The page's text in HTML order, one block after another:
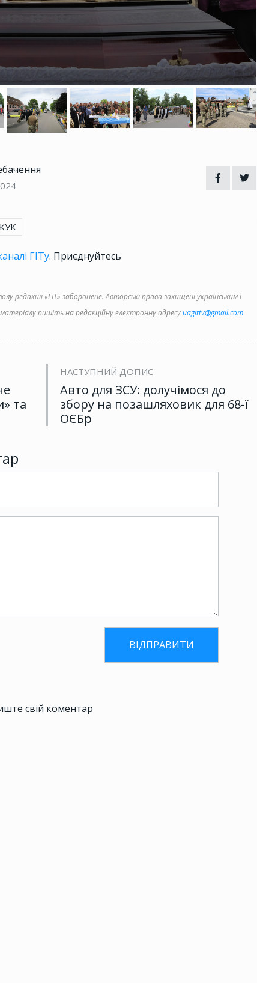
ГІТу. Приєднуйтесь
редакції «ГІТ» заборонене. Авторські права захищені українським і
пишіть на редакційну електронну адресуuagittv@gmail.com
та
НАСТУПНИЙ ДОПИС
Авто для ЗСУ: долучімося до
збору на позашляховик для 68-ї
ОЄБр
свій коментар